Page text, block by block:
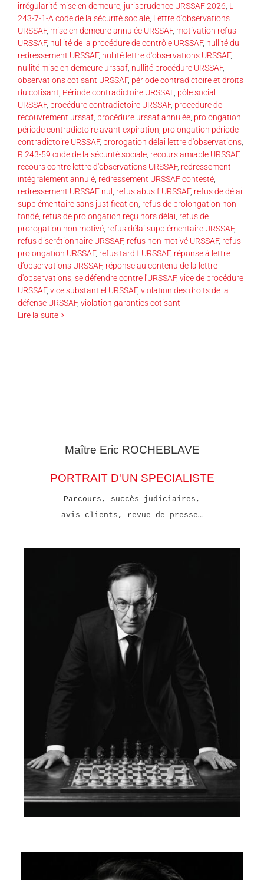
irrégularité mise en demeure jurisprudence URSSAF 2026 L
243-7-1-A code de la sécurité sociale Lettre d'observations
URSSAF, mise en demeure annulée URSSAF, motivation refus
URSSAF, nullité de la procédure de contrôle URSSAF, nullité du
redressement URSSAF, nullité lettre d'observations URSSAF,
nullité mise en demeure urssaf nullité procédure URSSAF,
observations cotisant URSSAF, période contradictoire et droits
du cotisant Période contradictoire URSSAF, pôle social
URSSAF, procédure contradictoire URSSAF, procedure de
recouvrement urssaf procédure urssaf annulée prolongation
période contradictoire avant expiration prolongation période
contradictoire URSSAF, prorogation délai lettre d'observations
R 243-59 code de la sécurité sociale recours amiable URSSAF,
recours contre lettre d'observations URSSAF, redressement
intégralement annulé redressement URSSAF contesté
redressement URSSAF nul refus abusif URSSAF, refus de délai
supplémentaire sans justification refus de prolongation non
fondé refus de prolongation reçu hors délai refus de
prorogation non motivé refus délai supplémentaire URSSAF,
refus discrétionnaire URSSAF, refus non motivé URSSAF, refus
prolongation URSSAF, refus tardif URSSAF, réponse à lettre
d’observations URSSAF, réponse au contenu de la lettre
d'observations se défendre contre l'URSSAF, vice de procédure
URSSAF, vice substantiel URSSAF, violation des droits de la
défense URSSAF, violation garanties cotisant
Lire la suite
Maître Eric ROCHEBLAVE
PORTRAIT D'UN SPECIALISTE
Parcours, succès judiciaires,
avis clients, revue de presse…